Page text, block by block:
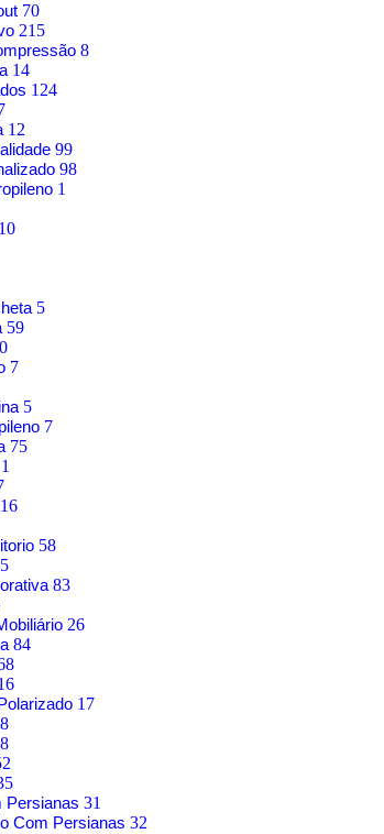
70
215
8
14
124
12
99
98
1
10
5
59
7
5
7
75
1
16
58
83
26
84
17
Persianas 31
Com Persianas 32